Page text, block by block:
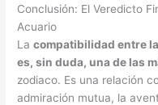
Conclusión: El Veredicto
Acuario
Lacompatibilidad entre
es, sin duda, una de las
zodiaco. Es una relación
admiración mutua, la